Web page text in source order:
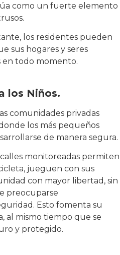
como un fuerte elemento
los residentes pueden
sus hogares y seres
en todo momento.
los Niños.
comunidades privadas
los más pequeños
de manera segura.
monitoreadas permiten
jueguen con sus
con mayor libertad, sin
preocuparse
Esto fomenta su
al mismo tiempo que se
y protegido.